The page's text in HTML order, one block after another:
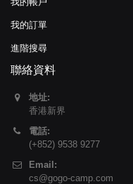
我的訂單
進階搜尋
聯絡資料
地址:
香港新界
電話:
(+852) 9538 9277
Email:
cs@gogo-camp.com